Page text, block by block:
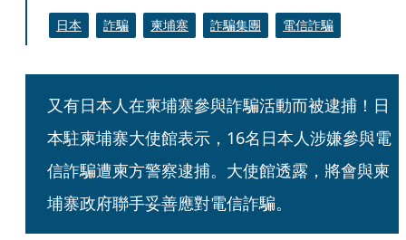
日本 詐騙 柬埔寨 詐騙集團 電信詐騙
又有日本人在柬埔寨參與詐騙活動而被逮捕！日
本駐柬埔寨大使館表示，16名日本人涉嫌參與電
信詐騙遭柬方警察逮捕。大使館透露，將會與柬
埔寨政府聯手妥善應對電信詐騙。